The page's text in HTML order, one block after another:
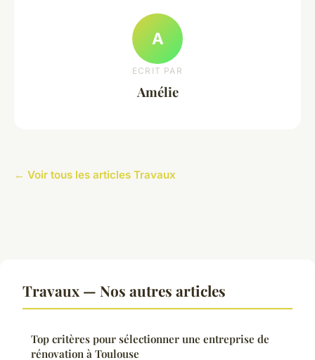
A
ECRIT PAR
Amélie
← Voir tous les articles Travaux
Travaux — Nos autres articles
Top critères pour sélectionner une entreprise de
rénovation à Toulouse